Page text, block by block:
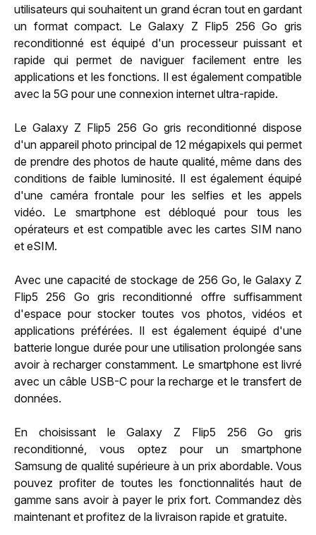
utilisateurs qui souhaitent un grand écran tout en gardant
un format compact. Le Galaxy Z Flip5 256 Go gris
reconditionné est équipé d'un processeur puissant et
rapide qui permet de naviguer facilement entre les
applications et les fonctions. Il est également compatible
avec la 5G pour une connexion internet ultra-rapide.
Le Galaxy Z Flip5 256 Go gris reconditionné dispose
d'un appareil photo principal de 12 mégapixels qui permet
de prendre des photos de haute qualité, même dans des
conditions de faible luminosité. Il est également équipé
d'une caméra frontale pour les selfies et les appels
vidéo. Le smartphone est débloqué pour tous les
opérateurs et est compatible avec les cartes SIM nano
et eSIM.
Avec une capacité de stockage de 256 Go, le Galaxy Z
Flip5 256 Go gris reconditionné offre suffisamment
d'espace pour stocker toutes vos photos, vidéos et
applications préférées. Il est également équipé d'une
batterie longue durée pour une utilisation prolongée sans
avoir à recharger constamment. Le smartphone est livré
avec un câble USB-C pour la recharge et le transfert de
données.
En choisissant le Galaxy Z Flip5 256 Go gris
reconditionné, vous optez pour un smartphone
Samsung de qualité supérieure à un prix abordable. Vous
pouvez profiter de toutes les fonctionnalités haut de
gamme sans avoir à payer le prix fort. Commandez dès
maintenant et profitez de la livraison rapide et gratuite.